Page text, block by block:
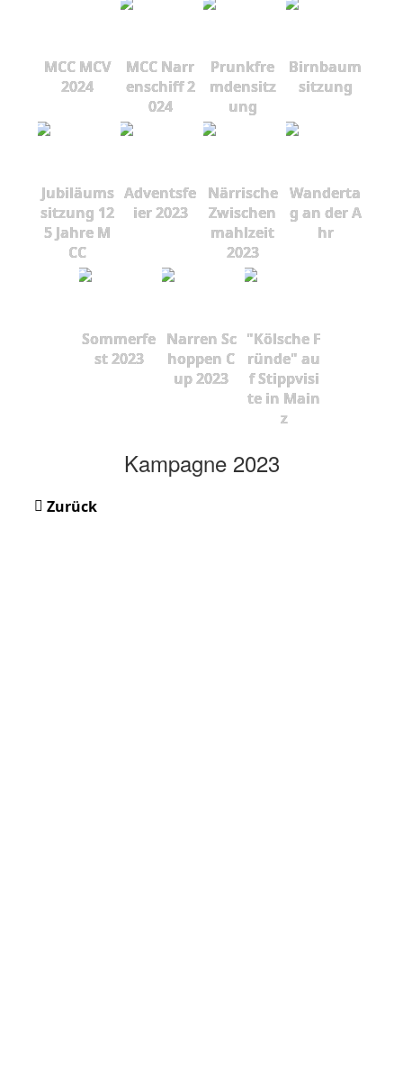
MCC MCV
2024
MCC Narr
enschiff 2
024
Prunkfre
mdensitz
ung
Birnbaum
sitzung
Jubiläums
sitzung 12
5 Jahre M
CC
Adventsfe
ier 2023
Närrische
Zwischen
mahlzeit
2023
Wanderta
g an der A
hr
Sommerfe
st 2023
Narren Sc
hoppen C
up 2023
"Kölsche F
ründe" au
f Stippvisi
te in Main
z
Kampagne 2023
Zurück